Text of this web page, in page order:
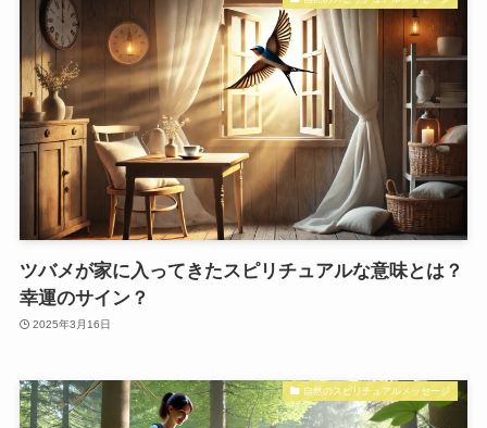
ツバメが家に入ってきたスピリチュアルな意味とは？
幸運のサイン？
2025年3月16日
自然のスピリチュアルメッセージ